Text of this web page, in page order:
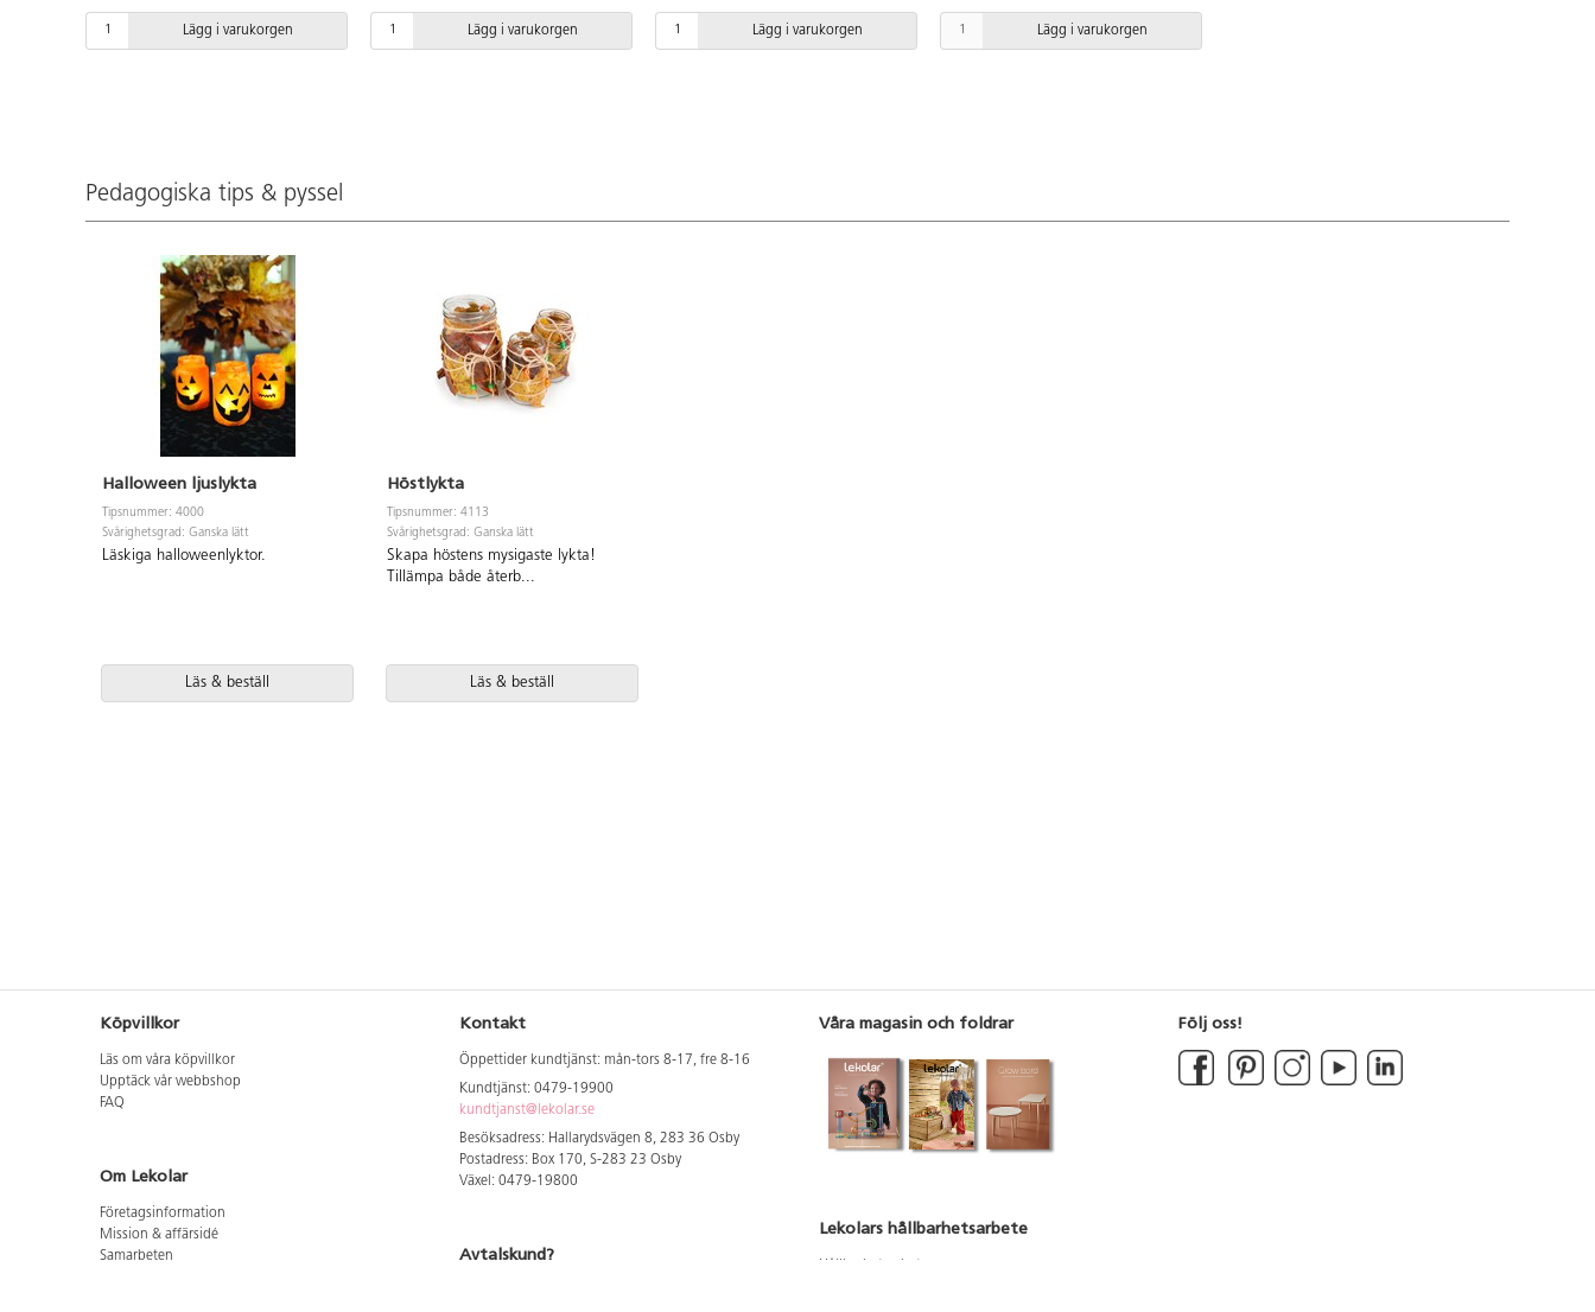
underlag, t.ex. papper, trä, askar,
målardukar, styropor.
Lägg i varukorgen Lägg i varukorgen Lägg i varukorgen Lägg i varukorgen
Pedagogiska tips & pyssel
Halloween ljuslykta
Tipsnummer: 4000
Svårighetsgrad: Ganska lätt
Läskiga halloweenlyktor.
Läs & beställ
Höstlykta
Tipsnummer: 4113
Svårighetsgrad: Ganska lätt
Skapa höstens mysigaste lykta!
Tillämpa både återb...
Läs & beställ
Köpvillkor
Läs om våra köpvillkor
Upptäck vår webbshop
FAQ
Om Lekolar
Företagsinformation
Mission & affärsidé
Samarbeten
Kontakt
Öppettider kundtjänst: mån-tors 8-17, fre 8-16
Kundtjänst: 0479-19900
kundtjanst@lekolar.se
Besöksadress: Hallarydsvägen 8, 283 36 Osby
Postadress: Box 170, S-283 23 Osby
Växel: 0479-19800
Avtalskund?
Våra magasin och foldrar
Lekolars hållbarhetsarbete
Följ oss!